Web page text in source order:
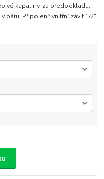
kapaliny, za předpokladu,
páru. Připojení: vnitřní závit 1/2"